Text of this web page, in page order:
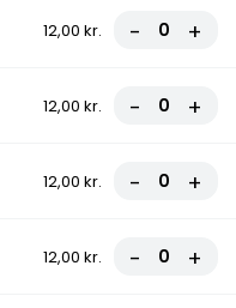
12,00 kr. - +
12,00 kr. - +
12,00 kr. - +
12,00 kr. - +